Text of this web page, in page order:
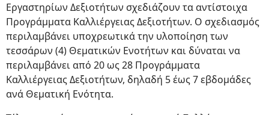
Εργαστηρίων Δεξιοτήτων σχεδιάζουν τα αντίστοιχα
Προγράμματα Καλλιέργειας Δεξιοτήτων. Ο σχεδιασμός
περιλαμβάνει υποχρεωτικά την υλοποίηση των
τεσσάρων (4) Θεματικών Ενοτήτων και δύναται να
περιλαμβάνει από 20 ως 28 Προγράμματα
Καλλιέργειας Δεξιοτήτων, δηλαδή 5 έως 7 εβδομάδες
ανά Θεματική Ενότητα.